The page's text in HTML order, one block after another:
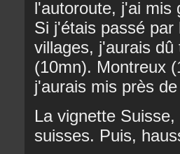
l'autoroute, j'ai mis
Si j'étais passé
villages, j'aurais
(10mn). Montreux
j'aurais mis près
La vignette
suisses. Puis,